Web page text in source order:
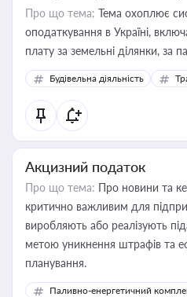
Про що тема: Тема охоплює
оподаткування в Україні,
Будівельна діяльність
Акцизний податок
Про що тема: Про новини та
критично важливим для
виробляють або реалізують
метою уникнення штрафів та
планування.
Паливно-енергетичний